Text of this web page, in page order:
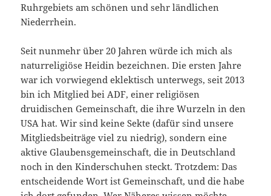
Ruhrgebiets am schönen und sehr ländlichen
Niederrhein.
Seit nunmehr über 20 Jahren würde ich mich als
naturreligiöse Heidin bezeichnen. Die ersten Jahre
war ich vorwiegend eklektisch unterwegs, seit 2013
bin ich Mitglied bei ADF, einer religiösen
druidischen Gemeinschaft, die ihre Wurzeln in den
USA hat. Wir sind keine Sekte (dafür sind unsere
Mitgliedsbeiträge viel zu niedrig), sondern eine
aktive Glaubensgemeinschaft, die in Deutschland
noch in den Kinderschuhen steckt. Trotzdem: Das
entscheidende Wort ist Gemeinschaft, und die habe